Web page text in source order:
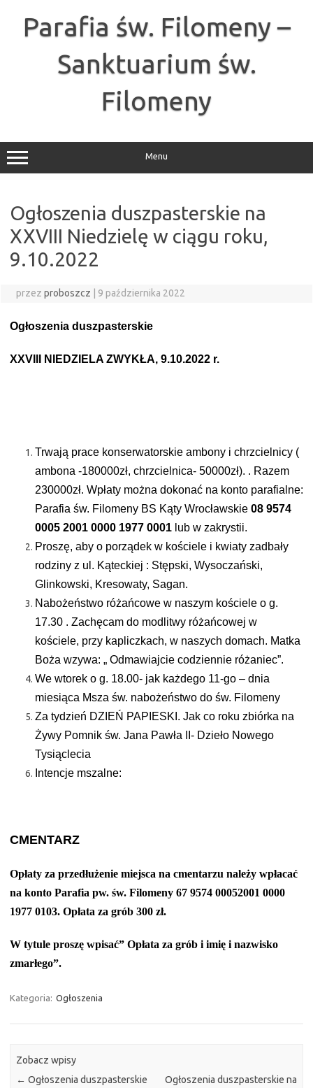
Parafia św. Filomeny –
Sanktuarium św.
Filomeny
Menu
Ogłoszenia duszpasterskie na
XXVIII Niedzielę w ciągu roku,
9.10.2022
przez proboszcz 9 października 2022
Ogłoszenia duszpasterskie
XXVIII NIEDZIELA ZWYKŁA, 9.10.2022 r.
Trwają prace konserwatorskie ambony i chrzcielnicy (
ambona -180000zł, chrzcielnica- 50000zł). . Razem
230000zł. Wpłaty można dokonać na konto parafialne:
Parafia św. Filomeny BS Kąty Wrocławskie 08 9574
0005 2001 0000 1977 0001 lub w zakrystii.
Proszę, aby o porządek w kościele i kwiaty zadbały
rodziny z ul. Kąteckiej : Stępski, Wysoczański,
Glinkowski, Kresowaty, Sagan.
Nabożeństwo różańcowe w naszym kościele o g.
17.30 . Zachęcam do modlitwy różańcowej w
kościele, przy kapliczkach, w naszych domach. Matka
Boża wzywa: „ Odmawiajcie codziennie różaniec”.
We wtorek o g. 18.00- jak każdego 11-go – dnia
miesiąca Msza św. nabożeństwo do św. Filomeny
Za tydzień DZIEŃ PAPIESKI. Jak co roku zbiórka na
Żywy Pomnik św. Jana Pawła II- Dzieło Nowego
Tysiąclecia
Intencje mszalne:
CMENTARZ
Opłaty za przedłużenie miejsca na cmentarzu należy wpłacać
na konto Parafia pw. św. Filomeny 67 9574 00052001 0000
1977 0103. Opłata za grób 300 zł.
W tytule proszę wpisać” Opłata za grób i imię i nazwisko
zmarłego”.
Kategoria: Ogłoszenia
Zobacz wpisy
← Ogłoszenia duszpasterskie
Ogłoszenia duszpasterskie na